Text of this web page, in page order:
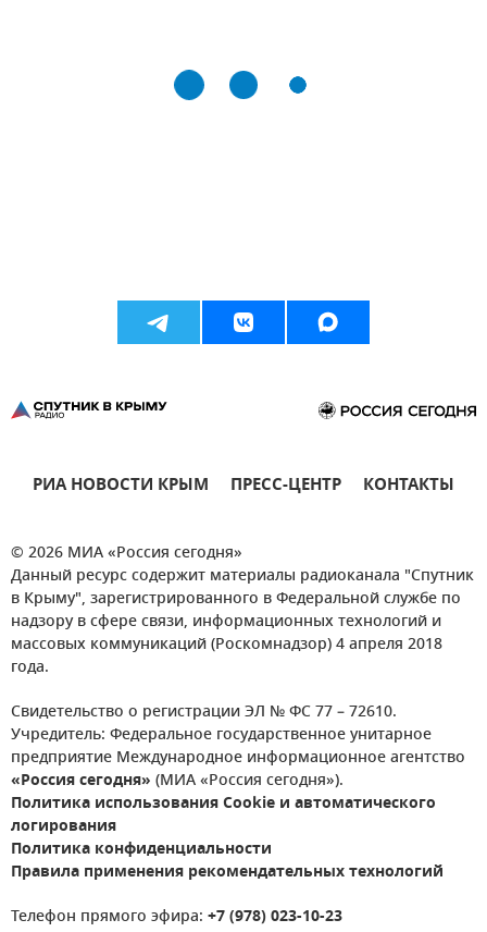
РИА НОВОСТИ КРЫМ ПРЕСС-ЦЕНТР КОНТАКТЫ
© 2026 МИА «Россия сегодня»
Данный ресурс содержит материалы радиоканала "Спутник
в Крыму", зарегистрированного в Федеральной службе по
надзору в сфере связи, информационных технологий и
массовых коммуникаций (Роскомнадзор) 4 апреля 2018
года.
Свидетельство о регистрации ЭЛ № ФС 77 – 72610.
Учредитель: Федеральное государственное унитарное
предприятие Международное информационное агентство
«Россия сегодня» (МИА «Россия сегодня»).
Политика использования Cookie и автоматического
логирования
Политика конфиденциальности
Правила применения рекомендательных технологий
Телефон прямого эфира: +7 (978) 023-10-23